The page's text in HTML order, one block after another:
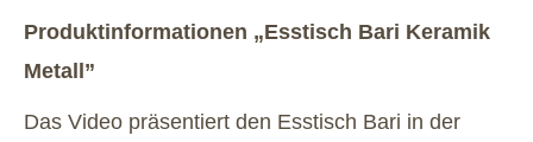
Produktinformationen „Esstisch Bari Keramik
Metall”
Das Video präsentiert den Esstisch Bari in der